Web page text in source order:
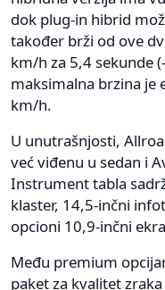
dok plug-in hibrid
također brži od ove
km/h za 5,4 sekunde
maksimalna brzina je
km/h.
U unutrašnjosti,
već viđenu u sedan i
Instrument tabla
klaster, 14,5-inčni
opcioni 10,9-inčni
Među premium
paket za kvalitet